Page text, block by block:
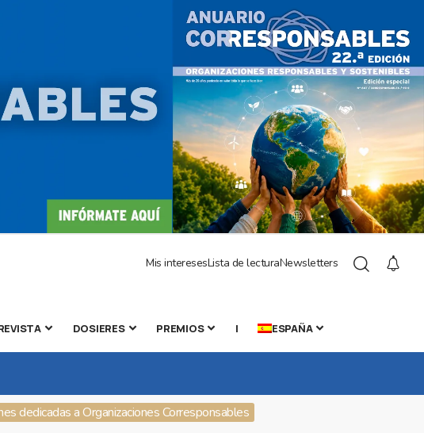
Mis interesesLista de lecturaNewsletters
DOSIERES PREMIOS | ESPAÑA
dedicadas a Organizaciones Corresponsables